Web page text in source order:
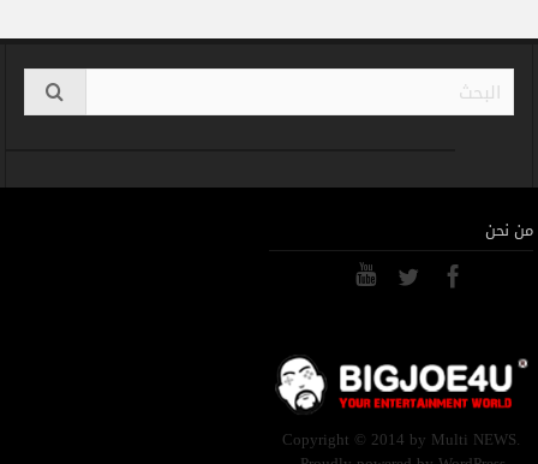
من نحن
Copyright © 2014 by Multi NEWS.